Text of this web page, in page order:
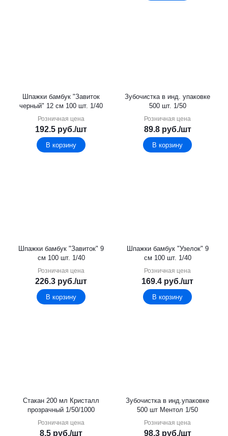
Шпажки бамбук "Завиток
черный" 12 см 100 шт. 1/40
Розничная цена
192.5 руб./шт
В корзину
Зубочистка в инд. упаковке
500 шт. 1/50
Розничная цена
89.8руб./шт
В корзину
Шпажки бамбук "Завиток" 9
см 100 шт. 1/40
Розничная цена
226.3 руб./шт
В корзину
Шпажки бамбук "Узелок" 9
см 100 шт. 1/40
Розничная цена
169.4 руб./шт
В корзину
Стакан 200 мл Кристалл
прозрачный 1/50/1000
Розничная цена
8.5 руб./шт
Зубочистка в инд.упаковке
500 шт Ментол 1/50
Розничная цена
98.3руб./шт